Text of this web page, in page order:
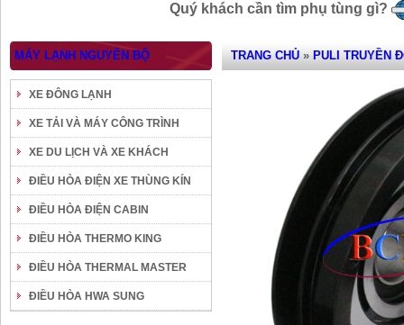
Quý khách cần tìm phụ tùng gì?
MÁY LẠNH NGUYÊN BỘ
XE ĐÔNG LẠNH
XE TẢI VÀ MÁY CÔNG TRÌNH
XE DU LỊCH VÀ XE KHÁCH
ĐIỀU HÒA ĐIỆN XE THÙNG KÍN
ĐIỀU HÒA ĐIỆN CABIN
ĐIỀU HÒA THERMO KING
ĐIỀU HÒA THERMAL MASTER
ĐIỀU HÒA HWA SUNG
TRANG CHỦ » PULI TRUYỀN